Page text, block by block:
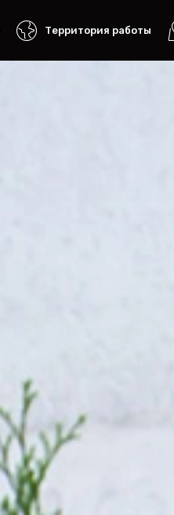
Территория работы